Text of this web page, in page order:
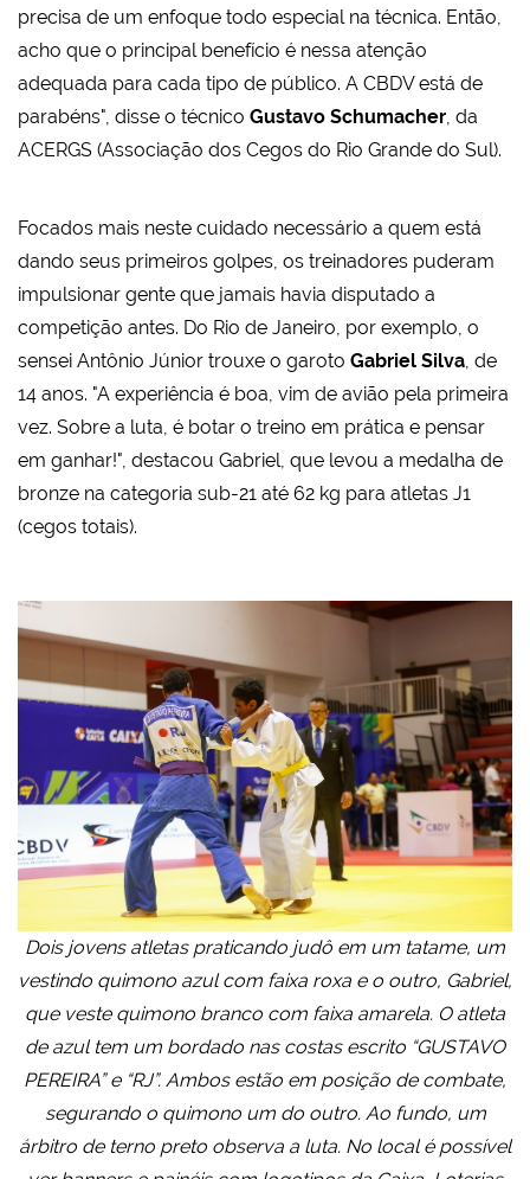
precisa de um enfoque todo especial na técnica. Então,
acho que o principal benefício é nessa atenção
adequada para cada tipo de público. A CBDV está de
parabéns", disse o técnico Gustavo Schumacher, da
ACERGS (Associação dos Cegos do Rio Grande do Sul).
Focados mais neste cuidado necessário a quem está
dando seus primeiros golpes, os treinadores puderam
impulsionar gente que jamais havia disputado a
competição antes. Do Rio de Janeiro, por exemplo, o
sensei Antônio Júnior trouxe o garoto Gabriel Silva, de
14 anos. "A experiência é boa, vim de avião pela primeira
vez. Sobre a luta, é botar o treino em prática e pensar
em ganhar!", destacou Gabriel, que levou a medalha de
bronze na categoria sub-21 até 62 kg para atletas J1
(cegos totais).
Dois jovens atletas praticando judô em um tatame, um
vestindo quimono azul com faixa roxa e o outro, Gabriel,
que veste quimono branco com faixa amarela. O atleta
de azul tem um bordado nas costas escrito “GUSTAVO
PEREIRA” e “RJ”. Ambos estão em posição de combate,
segurando o quimono um do outro. Ao fundo, um
árbitro de terno preto observa a luta. No local é possível